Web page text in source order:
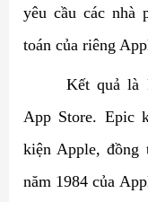
yêu cầu các nhà
toán của riêng
Kết quả là
App Store. Epic
kiện Apple, đồng
năm 1984 của